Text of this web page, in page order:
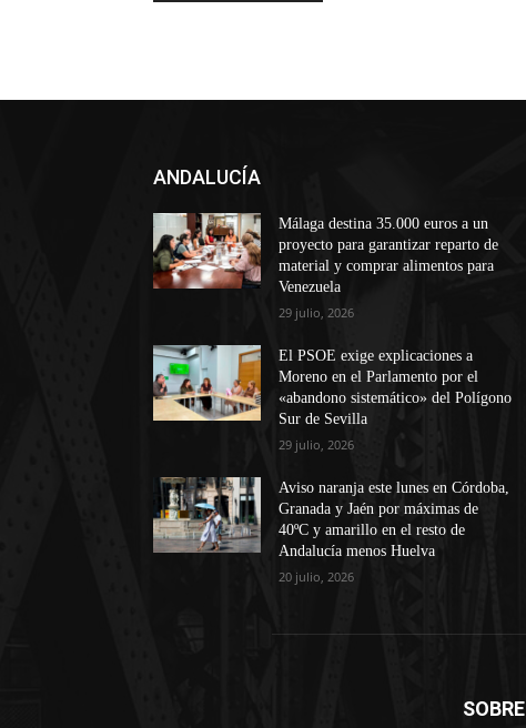
ANDALUCÍA
Málaga destina 35.000 euros a un
proyecto para garantizar reparto de
material y comprar alimentos para
Venezuela
29 julio, 2026
El PSOE exige explicaciones a
Moreno en el Parlamento por el
«abandono sistemático» del Polígono
Sur de Sevilla
29 julio, 2026
Aviso naranja este lunes en Córdoba,
Granada y Jaén por máximas de
40ºC y amarillo en el resto de
Andalucía menos Huelva
20 julio, 2026